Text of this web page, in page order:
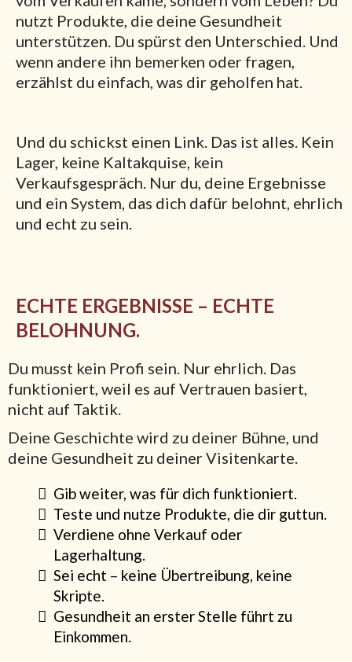
nutzt Produkte, die deine Gesundheit
unterstützen. Du spürst den Unterschied. Und
wenn andere ihn bemerken oder fragen,
erzählst du einfach, was dir geholfen hat.
Und du schickst einen Link. Das ist alles. Kein
Lager, keine Kaltakquise, kein
Verkaufsgespräch. Nur du, deine Ergebnisse
und ein System, das dich dafür belohnt, ehrlich
und echt zu sein.
ECHTE ERGEBNISSE – ECHTE
BELOHNUNG.
Du musst kein Profi sein. Nur ehrlich. Das
funktioniert, weil es auf Vertrauen basiert,
nicht auf Taktik.
Deine Geschichte wird zu deiner Bühne, und
deine Gesundheit zu deiner Visitenkarte.
Gib weiter, was für dich funktioniert.
Teste und nutze Produkte, die dir guttun.
Verdiene ohne Verkauf oder
Lagerhaltung.
Sei echt – keine Übertreibung, keine
Skripte.
Gesundheit an erster Stelle führt zu
Einkommen.